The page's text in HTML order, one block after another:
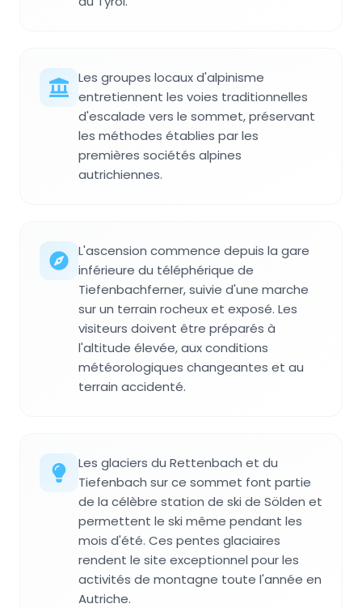
Les groupes locaux d'alpinisme
entretiennent les voies traditionnelles
d'escalade vers le sommet, préservant
les méthodes établies par les
premières sociétés alpines
autrichiennes.
L'ascension commence depuis la gare
inférieure du téléphérique de
Tiefenbachferner, suivie d'une marche
sur un terrain rocheux et exposé. Les
visiteurs doivent être préparés à
l'altitude élevée, aux conditions
météorologiques changeantes et au
terrain accidenté.
Les glaciers du Rettenbach et du
Tiefenbach sur ce sommet font partie
de la célèbre station de ski de Sölden et
permettent le ski même pendant les
mois d'été. Ces pentes glaciaires
rendent le site exceptionnel pour les
activités de montagne toute l'année en
Autriche.